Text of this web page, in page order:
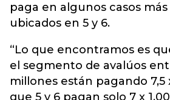
paga en algunos casos
ubicados en 5 y 6.
“Lo que encontramos es
el segmento de avalúos
millones están pagando 7,5
que 5 y 6 pagan solo 7 x